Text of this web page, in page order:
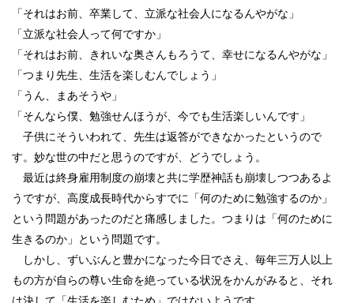
「それはお前、卒業して、立派な社会人になるんやがな」
「立派な社会人って何ですか」
「それはお前、きれいな奥さんもろうて、幸せになるんやがな」
「つまり先生、生活を楽しむんでしょう」
「うん、まあそうや」
「そんなら僕、勉強せんほうが、今でも生活楽しいんです」
子供にそういわれて、先生は返答ができなかったというので
す。妙な世の中だと思うのですが、どうでしょう。
最近は終身雇用制度の崩壊と共に学歴神話も崩壊しつつあるよ
うですが、高度成長時代からすでに「何のために勉強するのか」
という問題があったのだと痛感しました。つまりは「何のために
生きるのか」という問題です。
しかし、ずいぶんと豊かになった今日でさえ、毎年三万人以上
もの方が自らの尊い生命を絶っている状況をかんがみると、それ